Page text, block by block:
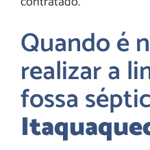
Quando é
realizar a
fossa